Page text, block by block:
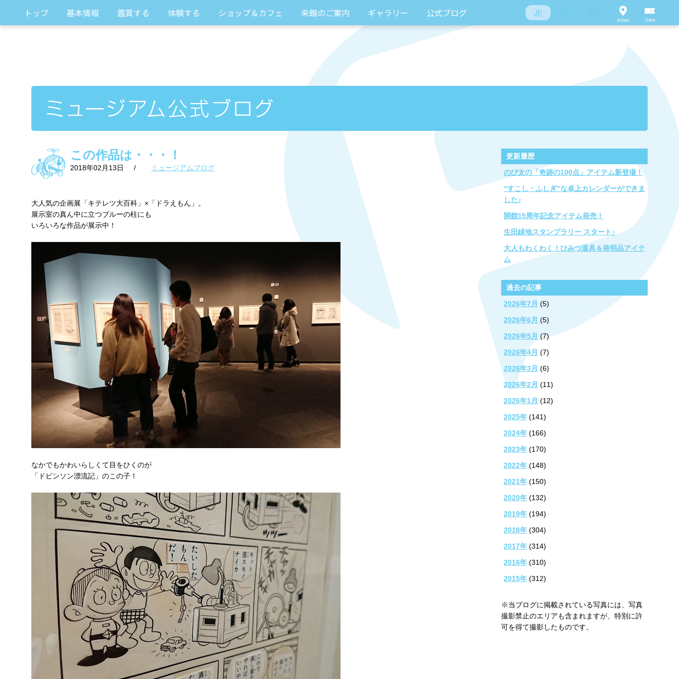
トップ 基本情報 鑑賞する 体験する ショップ＆カフェ 来館のご案内 ギャラリー 公式ブログ JP
この作品は・・・！
2018年02月13日 / ミュージアムブログ
大人気の企画展「キテレツ大百科」×「ドラえもん」。
展示室の真ん中に立つブルーの柱にも
いろいろな作品が展示中！
なかでもかわいらしくて目をひくのが
「ドビンソン漂流記」のこの子！
更新履歴
のび太の「奇跡の100点」アイテム新登場！
“すこし・ふしぎ”な卓上カレンダーができま
した♪
開館15周年記念アイテム発売！
生田緑地スタンプラリー スタート♪
大人もわくわく！ひみつ道具＆発明品アイテ
ム
過去の記事
2026年7月 (5)
2026年6月 (5)
2026年5月 (7)
2026年4月 (7)
2026年3月 (6)
2026年2月 (11)
2026年1月 (12)
2025年 (141)
2024年 (166)
2023年 (170)
2022年 (148)
2021年 (150)
2020年 (132)
2019年 (194)
2018年 (304)
2017年 (314)
2016年 (310)
2015年 (312)
※当ブログに掲載されている写真には、写真
撮影禁止のエリアも含まれますが、特別に許
可を得て撮影したものです。